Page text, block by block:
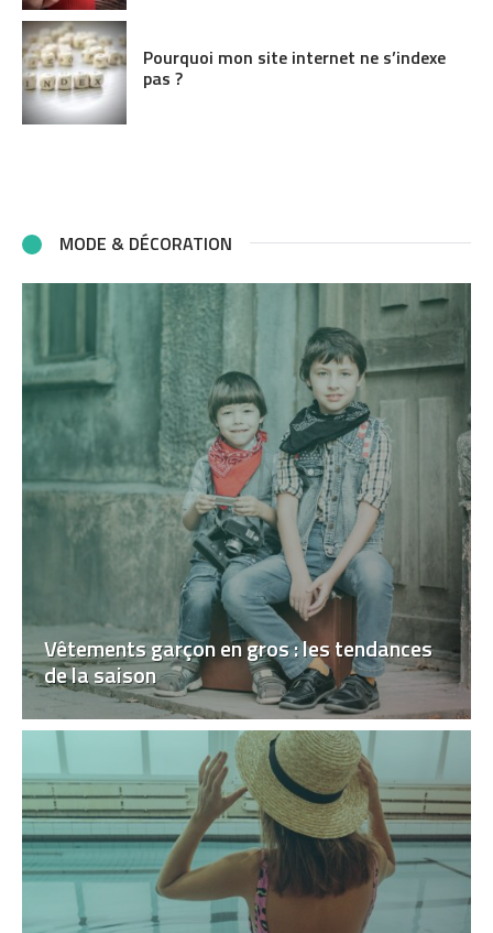
Pourquoi mon site internet ne s’indexe
pas ?
MODE & DÉCORATION
Vêtements garçon en gros : les tendances
de la saison